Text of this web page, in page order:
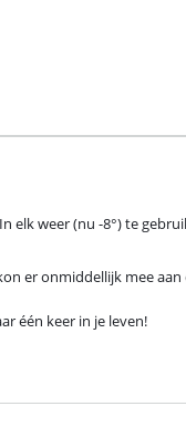
elk weer (nu -8°) te
er onmiddellijk mee aan
één keer in je leven!